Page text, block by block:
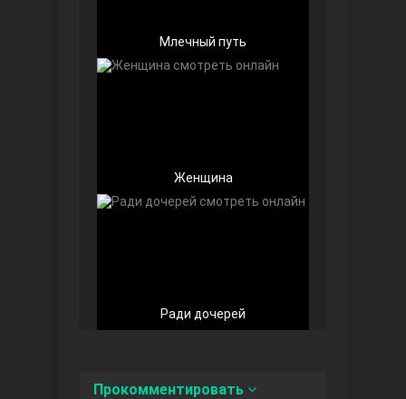
Млечный путь
Женщина
Ради дочерей
Прокомментировать